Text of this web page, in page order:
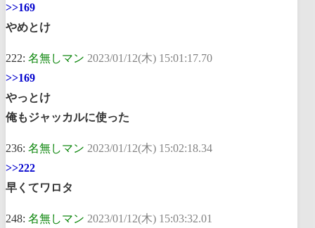
>>169
やめとけ
222: 名無しマン 2023/01/12(木) 15:01:17.70
>>169
やっとけ
俺もジャッカルに使った
236: 名無しマン 2023/01/12(木) 15:02:18.34
>>222
早くてワロタ
248: 名無しマン 2023/01/12(木) 15:03:32.01